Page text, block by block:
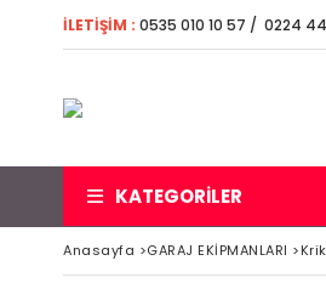
İLETİŞİM : 0535 010 10 57
KATEGORİLER
Anasayfa >GARAJ EKİPMANLARI >